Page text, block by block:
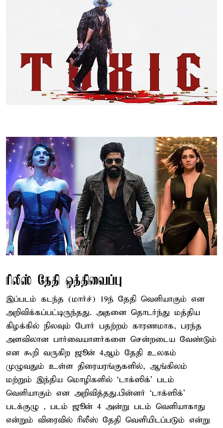
ரிலீஸ் தேதி ஒத்திவைப்பு
இப்படம் கடந்த (மார்ச்) 19ந் தேதி வெளியாகும் என
அறிவிக்கப்பட்டிருந்தது. அதனை தொடர்ந்து மத்திய
கிழக்கில் நிலவும் போர் பதற்றம் காரணமாக, பரந்த
அளவிலான பார்வையாளர்களை சென்றடைய வேண்டும்
என கூறி வருகிற ஜூன் 4ஆம் தேதி உலகம்
முழுவதும் உள்ள திரையரங்குகளில், ஆங்கிலம்
மற்றும் இந்திய மொழிகளில் ‘டாக்ஸிக்’ படம்
வெளியாகும் என அறிவித்தது.பின்னர் ‘டாக்ஸிக்’
படக்குழு , படம் ஜூன் 4 அன்று படம் வெளியாகாது
என்றும் விரைவில் ரிலீஸ் தேதி வெளியிடப்படும் என்று